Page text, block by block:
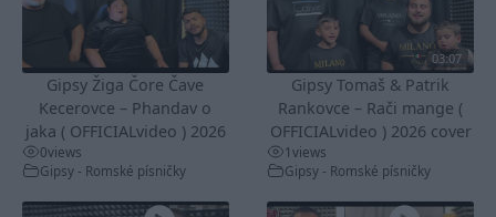
Gipsy Žiga Čore Čave
Kecerovce – Phandav o
jaka ( OFFICIALvideo ) 2026
0views
Gipsy - Romské písničky
03:07
Gipsy Tomaš & Patrik
Rankovce – Rači mange (
OFFICIALvideo ) 2026 cover
1views
Gipsy - Romské písničky